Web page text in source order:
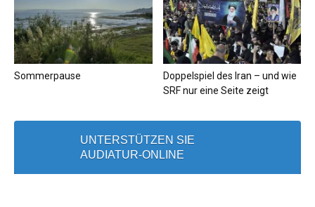
Sommerpause
Doppelspiel des Iran – und wie
SRF nur eine Seite zeigt
UNTERSTÜTZEN SIE
AUDIATUR-ONLINE